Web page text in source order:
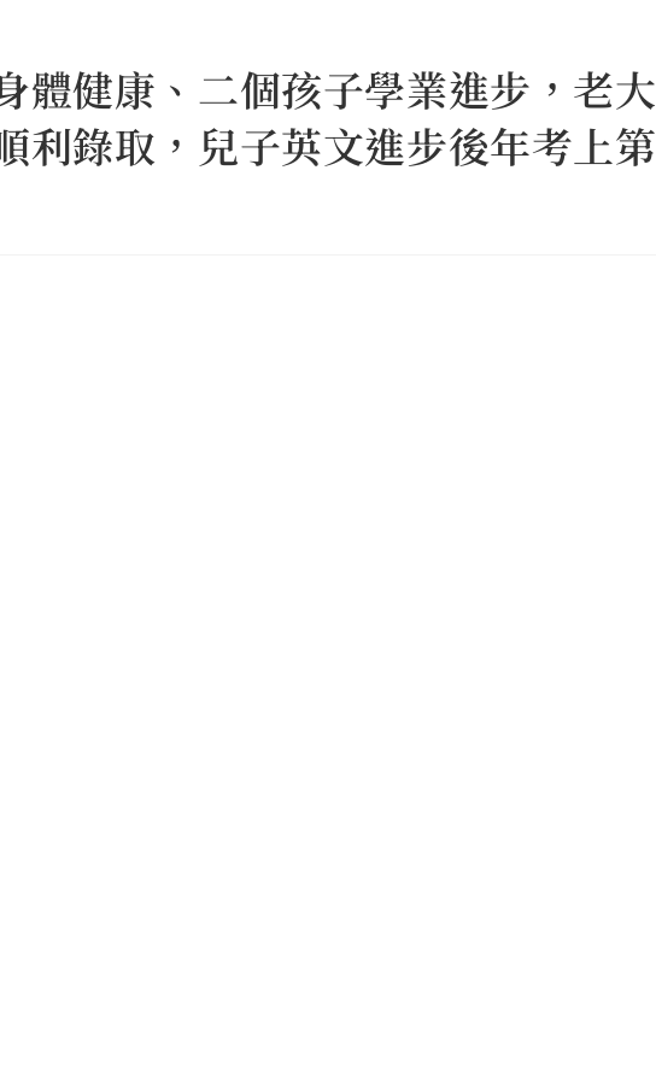
體健康、二個孩子學業進步，老大
利錄取，兒子英文進步後年考上第